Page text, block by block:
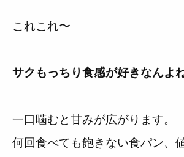
これこれ〜
サクもっちり食感が好きなんよね
一口噛むと甘みが広がります。
何回食べても飽きない食パン、